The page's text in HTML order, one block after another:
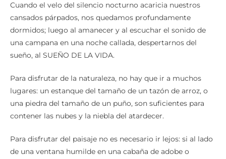
Cuando el velo del silencio nocturno acaricia nuestros
cansados párpados, nos quedamos profundamente
dormidos; luego al amanecer y al escuchar el sonido de
una campana en una noche callada, despertarnos del
sueño, al SUEÑO DE LA VIDA.
Para disfrutar de la naturaleza, no hay que ir a muchos
lugares: un estanque del tamaño de un tazón de arroz, o
una piedra del tamaño de un puño, son suficientes para
contener las nubes y la niebla del atardecer.
Para disfrutar del paisaje no es necesario ir lejos: si al lado
de una ventana humilde en una cabaña de adobe o